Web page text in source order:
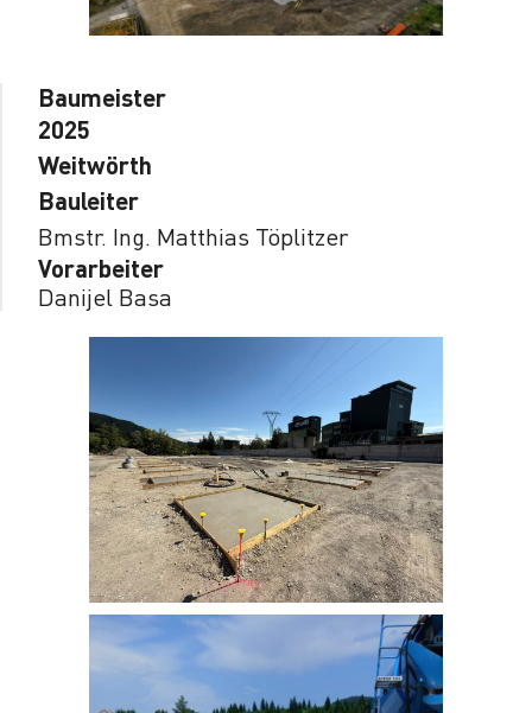
Baumeister
2025
Weitwörth
Bauleiter
Bmstr. Ing. Matthias Töplitzer
Vorarbeiter
Danijel Basa